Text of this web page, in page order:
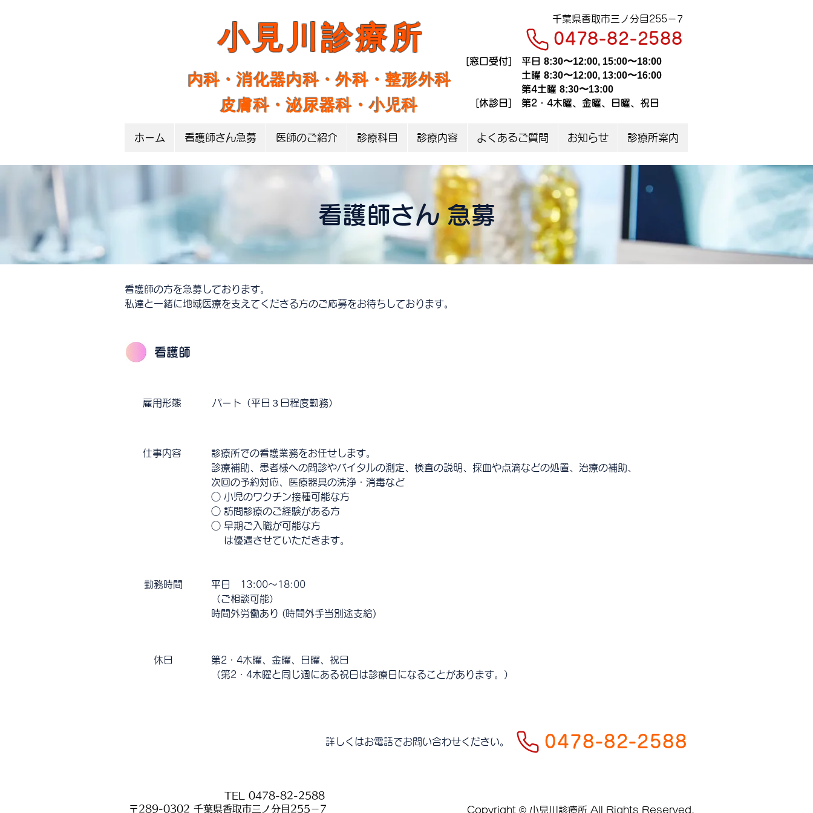
​小 見川 診療所
内科・消化器内科・外科・整形外科
皮膚科・泌尿器科・小児科
千葉県香取市三ノ分目255－7
0478-82-2588
[窓口受付] 平日 8:30〜12:00, 15:00〜18:00
土曜 8:30〜12:00, 13:00〜16:00
第4土曜 8:30〜13:00
[​休診日] 第2・4木曜、 金曜、日曜、祝日
ホーム 看護師さん急募 医師のご紹介 診療科目 診療内容 よくあるご質問 お知らせ 診療所案内
看護師さん 急募
看護師の方を急募しております。
私達と一緒に地域医療を支えてくださる方のご応募をお待ちしております。
看護師
雇用形態 ​パート（平日３日程度勤務）
仕事内容
診療所での看護業務をお任せします。
​診療補助、患者様への問診やバイタルの測定、検査の説明、採血や点滴などの処置、治療の補助、
次回の予約対応、医療器具の洗浄・消毒など
○ 小児のワクチン接種可能な方
○ 訪問診療のご経験がある方
○ 早期ご入職が可能な方
は優遇させていただきます。
勤務時間
平日 13:00〜18:00
​（ご相談可能）
時間外労働あり (時間外手当別途支給)
休日
第2・4木曜、金曜、日曜、祝日
​（第2・4木曜と同じ週にある祝日は診療日になることがあります。）
​詳しくはお電話でお問い合わせください。 0478-82-2588
TEL 0478-82-2588
〒289-0302 千葉県香取市三ノ分目255－7
Copyright © 小見川診療所 All Rights Reserved.